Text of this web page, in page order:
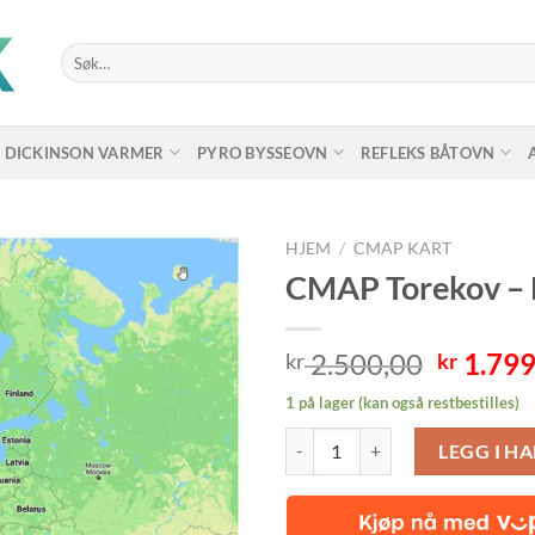
Søk
etter:
DICKINSON VARMER PYRO BYSSEOVN REFLEKS BÅTOVN
HJEM / CMAP KART
CMAP Torekov
kr2.500,00
pris
var:
kr
kr
1 på lager (kan også restbestilles)
LEGG I